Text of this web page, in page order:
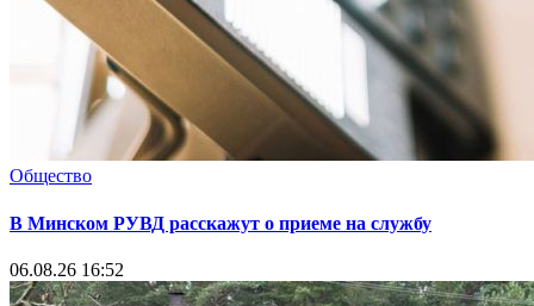
Общество
В Минском РУВД расскажут о приеме на службу
06.08.26 16:52